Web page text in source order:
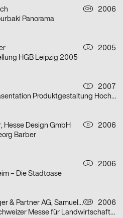
CH
2006
Panorama
D
2005
HGB Leipzig 2005
D
2007
Vordiplompräsentation Produktgestaltung Hochschule für Gestaltung Offenbach
Hesse Design GmbH D
2006
Barber
D
2006
– Die Stadtoase
Tachezy, Kleger & Partner AG, Samuel Forrer CH
2006
Olma – 64. Schweizer Messe für Landwirtschaft und Ernährung